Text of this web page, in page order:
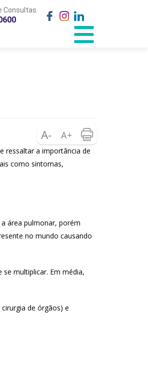
Consultas
ressaltar a importância de
como sintomas,
área pulmonar, porém
no mundo causando
multiplicar. Em média,
de órgãos) e